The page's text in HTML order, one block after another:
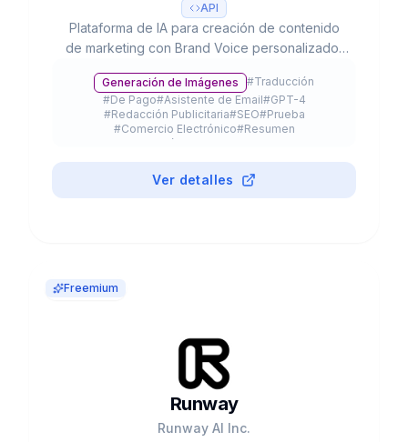
API
Plataforma de IA para creación de contenido
de marketing con Brand Voice personalizado,
en equipo. Usado por 20% del Fortune 500.
Generación de Imágenes #Traducción
#De Pago#Asistente de Email#GPT-4
#Redacción Publicitaria#SEO#Prueba
#Comercio Electrónico#Resumen
Extensión de Navegador
Ver detalles
Freemium
Runway
Runway AI Inc.